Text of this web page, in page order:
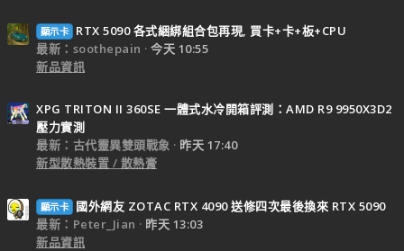
顯示卡
RTX 5090 各式綑綁組合包再現, 買卡+卡+板+CPU
最新：soothepain
今天 10:55
新品資訊
XPG TRITON II 360SE 一體式水冷開箱評測：AMD R9 9950X3D2
壓力實測
最新：古代靈異雙頭戰象
昨天 17:40
新型散熱裝置 / 散熱膏
顯示卡
國外網友 ZOTAC RTX 4090 送修四次最後換來 RTX 5090
最新：Peter_Jian
昨天 13:03
新品資訊